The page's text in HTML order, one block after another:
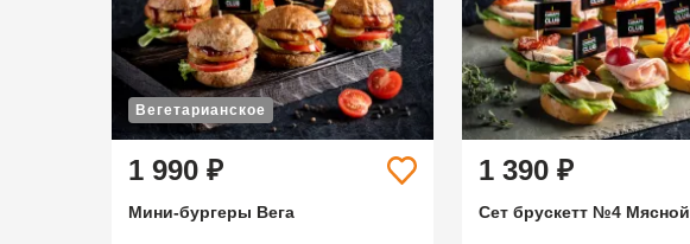
Вегетарианское
1 990 ₽
Мини-бургеры Вега
1 390 ₽
Сет брускетт №4 Мясной